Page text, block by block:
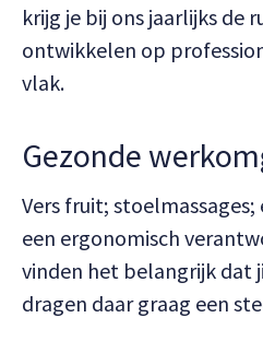
krijg je bij ons jaarlijks de
ontwikkelen op
vlak.
Gezonde
Vers fruit;
een ergonomisch
vinden het belangrijk dat
dragen daar graag een